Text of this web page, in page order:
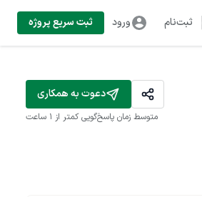
ثبت‌نام ورود ثبت سریع پروژه
دعوت به همکاری
متوسط زمان پاسخ‌گویی کمتر از 1 ساعت